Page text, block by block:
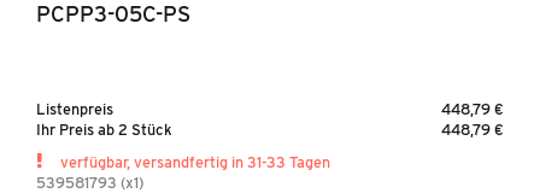
PCPP3-05C-PS
Listenpreis
448,79 €
Ihr Preis ab 2 Stück
448,79 €
verfügbar, versandfertig in 31-33 Tagen
539581793 (x1)